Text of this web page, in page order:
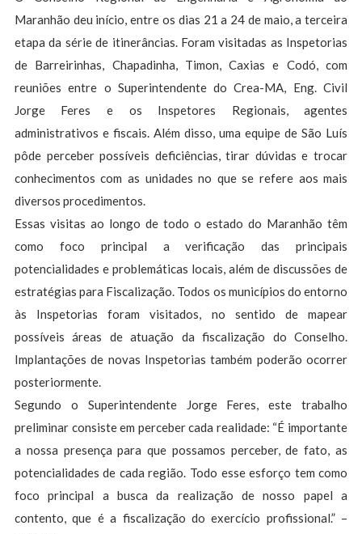
Maranhão deu início, entre os dias 21 a 24 de maio, a terceira
etapa da série de itinerâncias. Foram visitadas as Inspetorias
de Barreirinhas, Chapadinha, Timon, Caxias e Codó, com
reuniões entre o Superintendente do Crea-MA, Eng. Civil
Jorge Feres e os Inspetores Regionais, agentes
administrativos e fiscais. Além disso, uma equipe de São Luís
pôde perceber possíveis deficiências, tirar dúvidas e trocar
conhecimentos com as unidades no que se refere aos mais
diversos procedimentos.
Essas visitas ao longo de todo o estado do Maranhão têm
como foco principal a verificação das principais
potencialidades e problemáticas locais, além de discussões de
estratégias para Fiscalização. Todos os municípios do entorno
às Inspetorias foram visitados, no sentido de mapear
possíveis áreas de atuação da fiscalização do Conselho.
Implantações de novas Inspetorias também poderão ocorrer
posteriormente.
Segundo o Superintendente Jorge Feres, este trabalho
preliminar consiste em perceber cada realidade: “É importante
a nossa presença para que possamos perceber, de fato, as
potencialidades de cada região. Todo esse esforço tem como
foco principal a busca da realização de nosso papel a
contento, que é a fiscalização do exercício profissional.” –